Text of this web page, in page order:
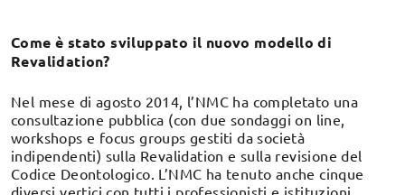
Come è stato sviluppato il nuovo modello di
Revalidation?
Nel mese di agosto 2014, l’NMC ha completato una
consultazione pubblica (con due sondaggi on line,
workshops e focus groups gestiti da società
indipendenti) sulla Revalidation e sulla revisione del
Codice Deontologico. L’NMC ha tenuto anche cinque
diversi vertici con tutti i professionisti e istituzioni